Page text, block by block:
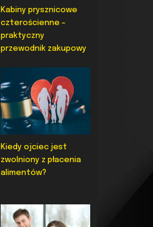
Kabiny prysznicowe
czterościenne –
praktyczny
przewodnik zakupowy
Kiedy ojciec jest
zwolniony z płacenia
alimentów?